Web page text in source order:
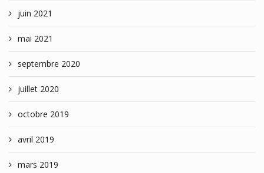
juin 2021
mai 2021
septembre 2020
juillet 2020
octobre 2019
avril 2019
mars 2019